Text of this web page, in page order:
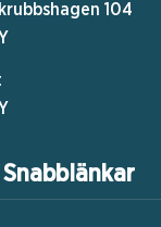
Snabblänkar
104